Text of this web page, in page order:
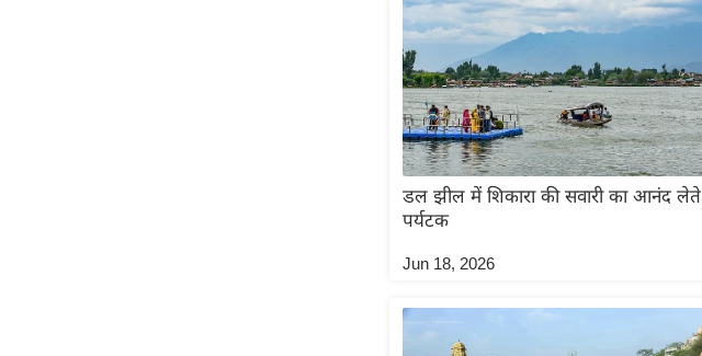
डल झील में शिकारा की सवारी का आनंद लेते
पर्यटक
Jun 18, 2026